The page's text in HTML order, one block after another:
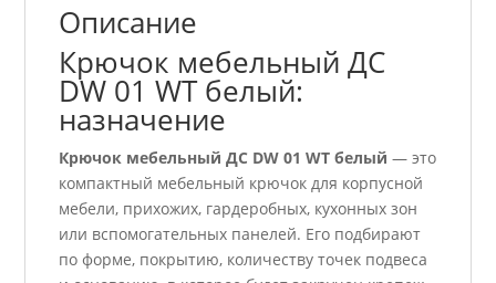
Описание
Крючок мебельный ДС
DW 01 WT белый:
назначение
Крючок мебельный ДС DW 01 WT белый — это
компактный мебельный крючок для корпусной
мебели, прихожих, гардеробных, кухонных зон
или вспомогательных панелей. Его подбирают
по форме, покрытию, количеству точек подвеса